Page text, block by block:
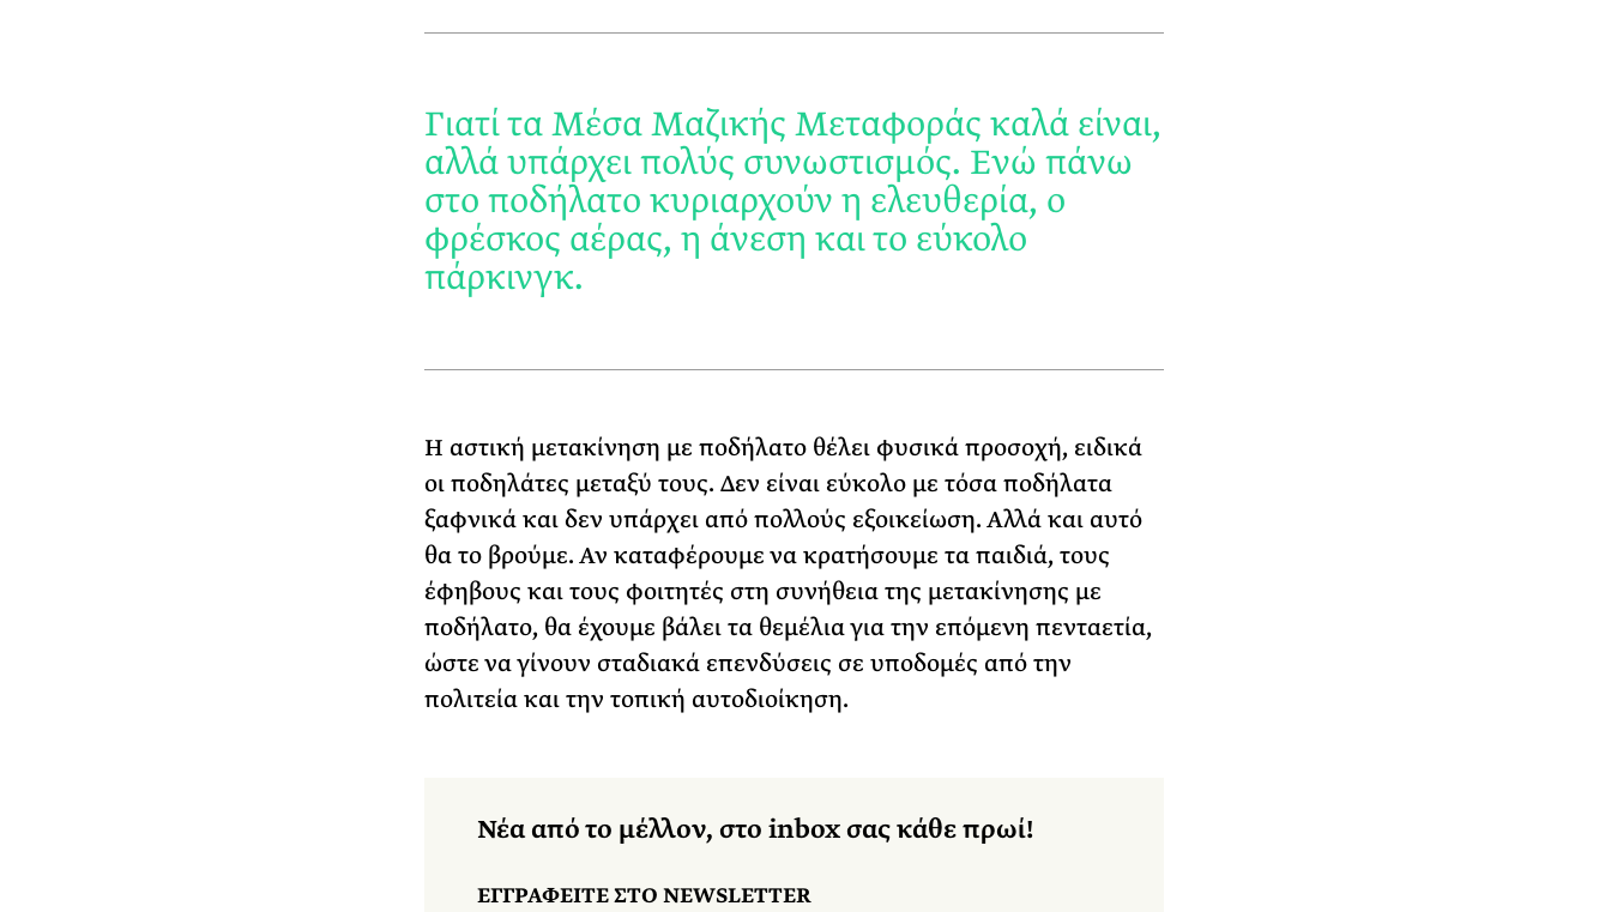
Γιατί τα Μέσα Μαζικής Μεταφοράς καλά είναι,
αλλά υπάρχει πολύς συνωστισμός. Ενώ πάνω
στο ποδήλατο κυριαρχούν η ελευθερία, ο
φρέσκος αέρας, η άνεση και το εύκολο
πάρκινγκ.
Η αστική μετακίνηση με ποδήλατο θέλει φυσικά προσοχή, ειδικά
οι ποδηλάτες μεταξύ τους. Δεν είναι εύκολο με τόσα ποδήλατα
ξαφνικά και δεν υπάρχει από πολλούς εξοικείωση. Αλλά και αυτό
θα το βρούμε. Αν καταφέρουμε να κρατήσουμε τα παιδιά, τους
έφηβους και τους φοιτητές στη συνήθεια της μετακίνησης με
ποδήλατο, θα έχουμε βάλει τα θεμέλια για την επόμενη πενταετία,
ώστε να γίνουν σταδιακά επενδύσεις σε υποδομές από την
πολιτεία και την τοπική αυτοδιοίκηση.
Νέα από το μέλλον, στο inbox σας κάθε πρωί!
ΕΓΓΡΑΦΕΙΤΕ ΣΤΟ NEWSLETTER